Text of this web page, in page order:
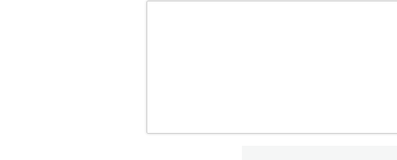
Κατηγορία: ΚΟΡΙΤΣΙ-ΚΟΛΑΝ •NAME IT